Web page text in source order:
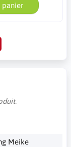
panier
Meike